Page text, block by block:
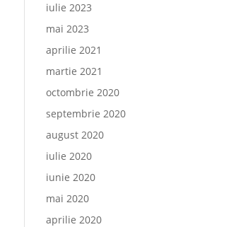
iulie 2023
mai 2023
aprilie 2021
martie 2021
octombrie 2020
septembrie 2020
august 2020
iulie 2020
iunie 2020
mai 2020
aprilie 2020